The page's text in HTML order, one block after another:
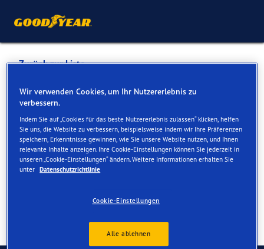
Zurück zur Liste
GARAGE EGGER
Dienste online und vor Ort verfügbar
Kontakt Serviceleistungen
Wir verwenden Cookies, um Ihr Nutzererlebnis zu
verbessern.
Indem Sie auf „Cookies für das beste Nutzererlebnis zulassen“ klicken, helfen
Sie uns, die Website zu verbessern, beispielsweise indem wir Ihre Präferenzen
speichern, Erkenntnisse gewinnen, wie Sie unsere Website nutzen, und Ihnen
relevante Inhalte anzeigen. Ihre Cookie-Einstellungen können Sie jederzeit in
unseren „Cookie-Einstellungen“ ändern. Weitere Informationen erhalten Sie
unter Datenschutzrichtlinie
Cookie-Einstellungen
Alle ablehnen